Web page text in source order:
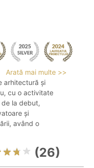
Arată mai multe >>
arhitectură și
cu o activitate
la debut,
și
având o
(26)